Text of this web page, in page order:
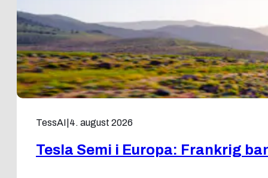
TessAI 4. august 2026
Tesla Semi i Europa: Frankrig